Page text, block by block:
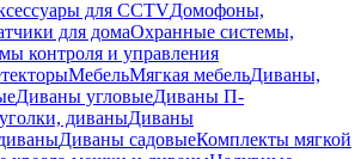
для CCTVДомофоны,
для домаОхранные системы,
контроля и управления
МебельМягкая мебельДиваны,
Диваны угловыеДиваны П-
диваныДиваны
Диваны садовыеКомплекты мягкой